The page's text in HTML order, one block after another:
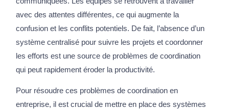
avec des attentes différentes, ce qui augmente la
confusion et les conflits potentiels. De fait, l’absence d’un
système centralisé pour suivre les projets et coordonner
les efforts est une source de problèmes de coordination
qui peut rapidement éroder la productivité.
Pour résoudre ces problèmes de coordination en
entreprise, il est crucial de mettre en place des systèmes